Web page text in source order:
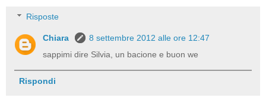
Risposte
Chiara
8 settembre 2012 alle ore 12:47
sappimi dire Silvia, un bacione e buon we
Rispondi